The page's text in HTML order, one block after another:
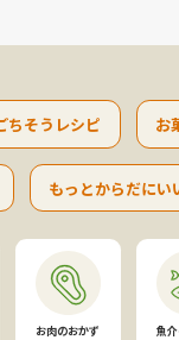
ちそうレシピ お
もっとからだにい
お肉のおかず 魚